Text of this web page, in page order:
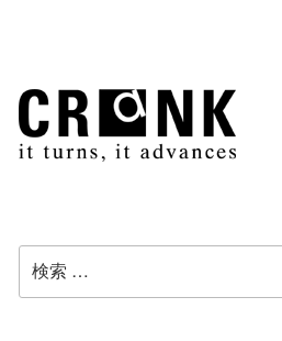
索: